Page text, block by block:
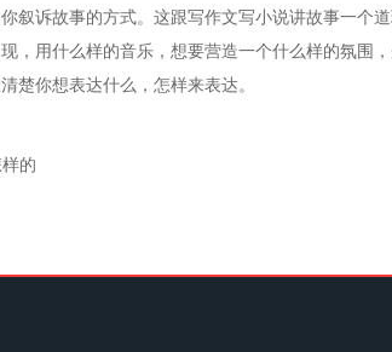
诉故事的方式。这跟写作文写小说讲故事一个
，用什么样的音乐，想要营造一个什么样的氛
楚你想表达什么，怎样来表达。
的